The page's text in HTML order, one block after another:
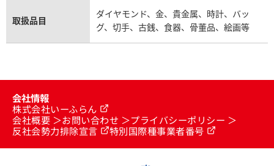
取扱品目
ダイヤモンド、金、貴金属、時計、バッ
グ、切手、古銭、食器、骨董品、絵画等
会社情報
株式会社いーふらん
会社概要
お問い合わせ
プライバシーポリシー
反社会勢力排除宣言
特別国際種事業者番号